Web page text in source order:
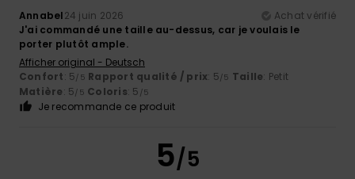
Annabel24 juin 2026
Achat vérifié
J'ai commandé une taille au-dessus, car je voulais le
porter plutôt ample.
Afficher original - Deutsch
Confort: 5/5 Rapport qualité / prix: 5/5 Taille: Petit
Matière: 5/5 Coloris: 5 /5
Je recommande ce produit
5/5